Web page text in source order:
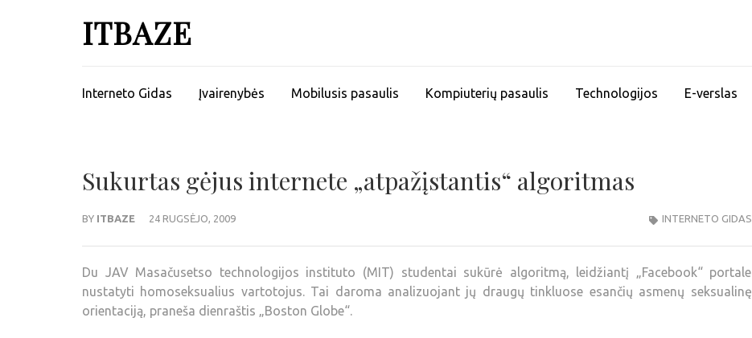
ITBAZE
Interneto Gidas Įvairenybės Mobilusis pasaulis Kompiuterių pasaulis Technologijos E-verslas
Sukurtas gėjus internete „atpažįstantis“ algoritmas
BY ITBAZE 24 RUGSĖJO, 2009 INTERNETO GIDAS
Du JAV Masačusetso technologijos instituto (MIT) studentai sukūrė algoritmą, leidžiantį „Facebook“ portale
nustatyti homoseksualius vartotojus. Tai daroma analizuojant jų draugų tinkluose esančių asmenų seksualinę
orientaciją, praneša dienraštis „Boston Globe“.